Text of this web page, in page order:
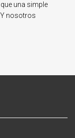
una simple
nosotros